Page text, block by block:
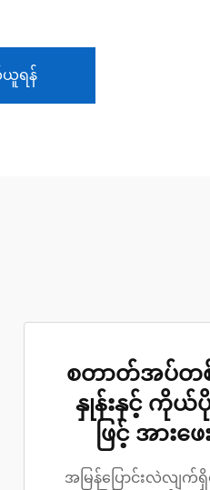
ယူရန်
စတာတ်အပ်တ
နှုန်းနှင့် ကိုယ်ပို
ဖြင့် အားဖေ
အမြန်ပြောင်းလဲလျ